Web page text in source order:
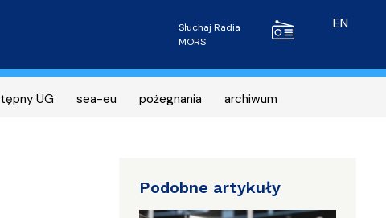
Radio MORS
Słuchaj Radia
MORS
EN
UG sea-eu pożegnania archiwum
Podobne artykuły